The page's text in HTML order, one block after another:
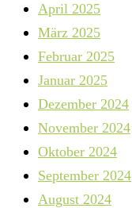
April 2025
März 2025
Februar 2025
Januar 2025
Dezember 2024
November 2024
Oktober 2024
September 2024
August 2024